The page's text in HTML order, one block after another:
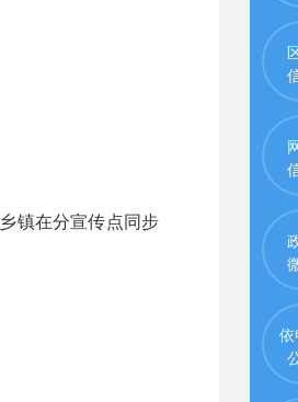
镇在分宣传点同步